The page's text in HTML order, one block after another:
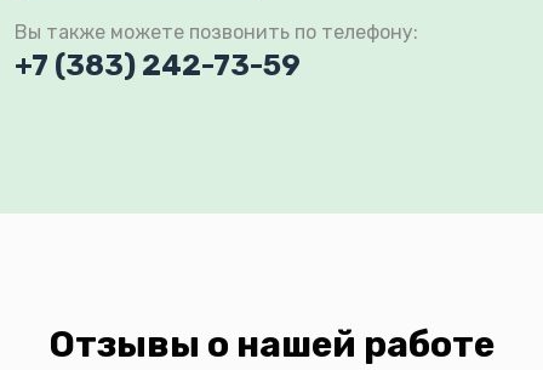
Вы также можете позвонить по телефону:
+7 (383) 242-73-59
Отзывы о нашей работе